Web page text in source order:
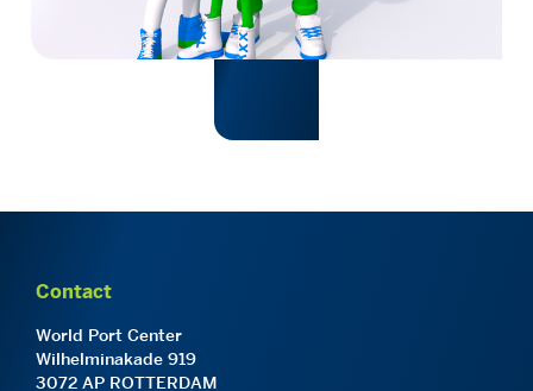
Contact
World Port Center
Wilhelminakade 919
3072 AP ROTTERDAM